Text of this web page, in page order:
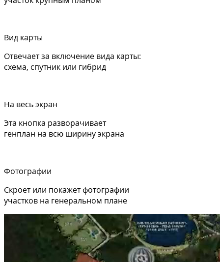
Вид карты
Отвечает за включение вида карты:
схема, спутник или гибрид
На весь экран
Эта кнопка разворачивает
генплан на всю ширину экрана
Фотографии
Скроет или покажет фотографии
участков на генеральном плане